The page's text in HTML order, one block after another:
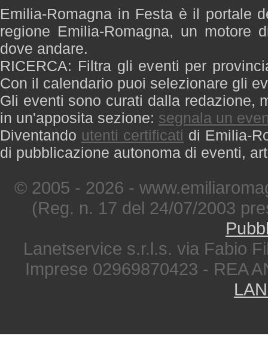
Emilia-Romagna in Festa è il portale
regione Emilia-Romagna, un motore
dove andare.
RICERCA: Filtra gli eventi per
Con il calendario puoi selezionare gli
Gli eventi sono curati dalla redazione,
in un'apposita sezione: segnala un
Diventando utenti certificati di Emilia-
di pubblicazione autonoma di eventi,
© 2005 - 2026 -
(Reg. n. 17 del 24/07/2003
Lanetservice s.r.l.s. via Fabio
Imprese 02969870423 - REA